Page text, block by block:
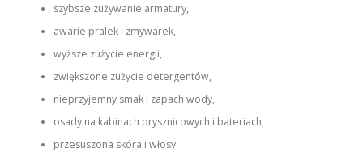
szybsze zużywanie armatury,
awarie pralek i zmywarek,
wyższe zużycie energii,
zwiększone zużycie detergentów,
nieprzyjemny smak i zapach wody,
osady na kabinach prysznicowych i bateriach,
przesuszona skóra i włosy.